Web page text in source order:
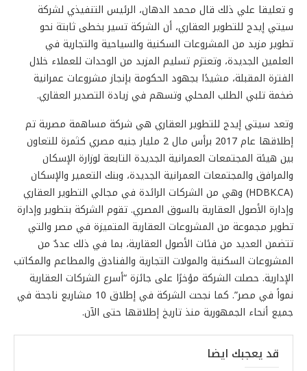
و تعليقا علي ذلك قال محمد الدهان، الرئيس التنفيذي لشركة
سيتي إيدج للتطوير العقاري، أن الشركة تسير بخطى ثابتة نحو
تطوير مزيد من المشروعات السكنية والسياحية والتجارية في
العلمين الجديدة، وتعتزم تسليم المزيد من الوحدات للعملاء خلال
الفترة المقبلة، مشيدًا بجهود الحكومة بإنجاز مشروعات عمرانية
ضخمة تلبي الطلب المحلي وتسهم في زيادة التصدير العقاري.
وتعد سيتي إيدج للتطوير العقاري هي شركة مساهمة مصرية تم
إطلاقها عام 2017 برأس مال 2 مليار جنيه مصري كثمرة للتعاون
بين هيئة المجتمعات العمرانية الجديدة التابعة لوزارة الإسكان
والمرافق والمجتمعات العمرانية الجديدة، وبنك التعمير والإسكان
(HDBK.CA) وهي من الشركات الرائدة في مجالي التطوير العقاري
وإدارة الأصول العقارية بالسوق المصري. تقوم الشركة بتطوير وإدارة
تطوير مجموعة من المشروعات العقارية المتميزة في مصر والتي
تتضمن العديد من فئات الأصول العقارية، بما في ذلك عددٌ من
المشروعات السكنية والمولات التجارية والفنادق والمطاعم والمكاتب
الإدارية. حصلت الشركة مؤخرًا على جائزة “أسرع الشركات العقارية
نمواً في مصر”. كما نجحت الشركة في إطلاق 10 مشاريع ناجحة في
جميع أنحاء الجمهورية منذ تاريخ إطلاقها حتى الآن.
قد يعجبك ايضا